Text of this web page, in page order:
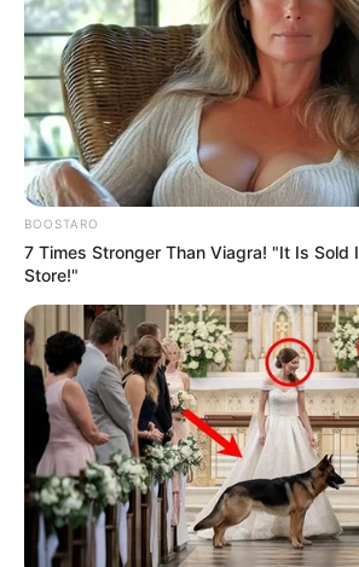
Σημαντικές
• Ο παραπάνω πίνακας αφορά
αγοράς / συμφωνιών όπου είναι
• Πολλά deals (π.χ. περιφερειακά
ΤΡΑΙΝΟΣΕ) αφορούν παραχωρήσεις ή
δικαιωμάτων και δεν περιλαμβάνουν
αγοράς».
• Οι τελικές τιμές μπορεί να
αποπληρωμών, extra επενδύσεων,
συμφωνιών, κ.ά.
Ωραία. Παρακάτω σου δίνω αριθμητική,
κατάσταση (πρώτο, δεύτερο, τρίτο
σημαντικότερων περιπτώσεων
Δημοσίου που ιδιωτικοποιήθηκαν ή
BOOSTARO
7 Times Stronger Than Viagra! "It Is Sold
Store!"